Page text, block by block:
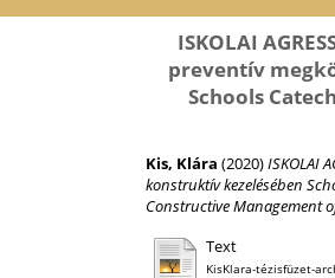
ISKOLAI
preventív
Schools
Kis, Klára (2020)ISKOLAI
konstruktív kezelésében
Constructive Management
Text
KisKlara-tézisfüzet-